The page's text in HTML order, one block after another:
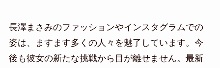
長澤まさみのファッションやインスタグラムでの
姿は、ますます多くの人々を魅了しています。今
後も彼女の新たな挑戦から目が離せません。最新